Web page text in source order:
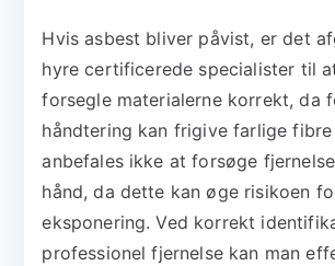
Hvis asbest bliver påvist, er det
hyre certificerede specialister til
forsegle materialerne korrekt, da
håndtering kan frigive farlige
anbefales ikke at forsøge
hånd, da dette kan øge risikoen
eksponering. Ved korrekt
professionel fjernelse kan man